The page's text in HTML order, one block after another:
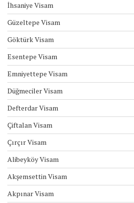
İhsaniye Visam
Güzeltepe Visam
Göktürk Visam
Esentepe Visam
Emniyettepe Visam
Düğmeciler Visam
Defterdar Visam
Çiftalan Visam
Çırçır Visam
Alibeyköy Visam
Akşemsettin Visam
Akpınar Visam